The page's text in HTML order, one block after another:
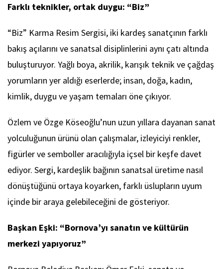
Farklı teknikler, ortak duygu: “Biz”
“Biz” Karma Resim Sergisi, iki kardeş sanatçının farklı
bakış açılarını ve sanatsal disiplinlerini aynı çatı altında
buluşturuyor. Yağlı boya, akrilik, karışık teknik ve çağdaş
yorumların yer aldığı eserlerde; insan, doğa, kadın,
kimlik, duygu ve yaşam temaları öne çıkıyor.
Özlem ve Özge Köseoğlu’nun uzun yıllara dayanan sanat
yolculuğunun ürünü olan çalışmalar, izleyiciyi renkler,
figürler ve semboller aracılığıyla içsel bir keşfe davet
ediyor. Sergi, kardeşlik bağının sanatsal üretime nasıl
dönüştüğünü ortaya koyarken, farklı üslupların uyum
içinde bir araya gelebileceğini de gösteriyor.
Başkan Eşki: “Bornova’yı sanatın ve kültürün
merkezi yapıyoruz”